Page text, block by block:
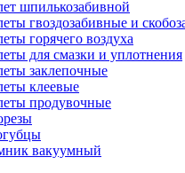
шпилькозабивной
гвоздозабивные и
горячего воздуха
для смазки и уплотнения
заклепочные
клеевые
продувочные
вакуумный